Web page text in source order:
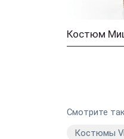
Смотрите
Костюмы